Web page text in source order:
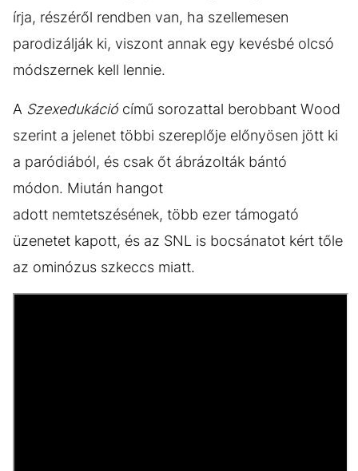
írja, részéről rendben van, ha szellemesen
parodizálják ki, viszont annak egy kevésbé olcsó
módszernek kell lennie.
A Szexedukáció című sorozattal berobbant Wood
szerint a jelenet többi szereplője előnyösen jött ki
a paródiából, és csak őt ábrázolták bántó
módon. Miután hangot
adott nemtetszésének, több ezer támogató
üzenetet kapott, és az SNL is bocsánatot kért tőle
az ominózus szkeccs miatt.